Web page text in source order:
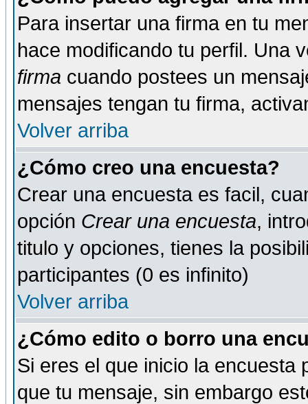
Para insertar una firma en tu
hace modificando tu perfil. Una
firma cuando postees un
mensajes tengan tu firma,
Volver arriba
¿Cómo creo una encuesta?
Crear una encuesta es facil,
opción Crear una encuesta,
titulo y opciones, tienes la
participantes (0 es infinito)
Volver arriba
¿Cómo edito o borro una
Si eres el que inicio la encuesta
que tu mensaje, sin embargo